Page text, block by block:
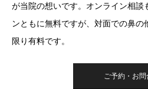
が当院の想いです。オンライン相談
ンともに無料ですが、対面での鼻の
限り有料です。
ご予約・お問